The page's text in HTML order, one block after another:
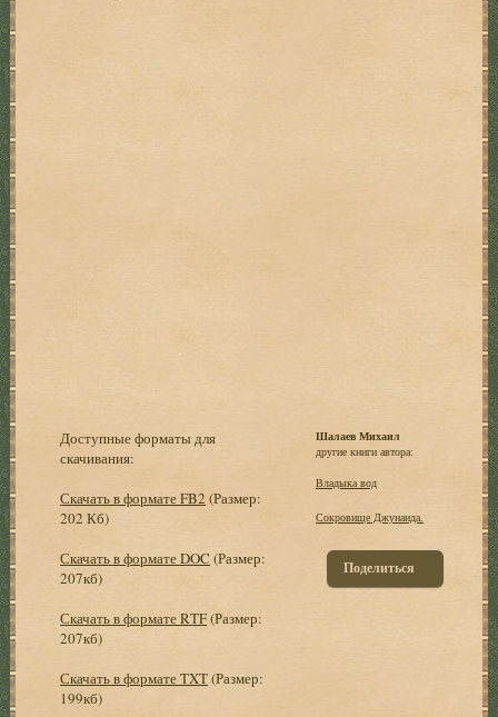
Доступные форматы для
скачивания:
Скачать в формате FB2 (Размер:
202 Кб)
Скачать в формате DOC (Размер:
207кб)
Скачать в формате RTF(Размер:
207кб)
Скачать в формате TXT(Размер:
199кб)
Шалаев Михаил
другие книги автора:
Владыка вод
Сокровище Джунаида.
Поделиться